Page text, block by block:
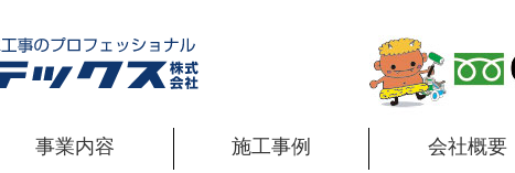
事業内容 施工事例 会社概要